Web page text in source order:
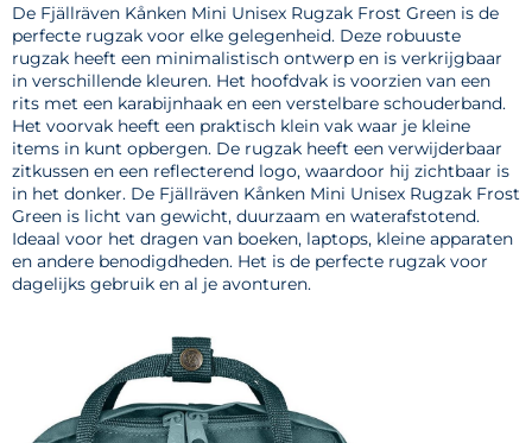
De Fjällräven Kånken Mini Unisex Rugzak Frost Green is de
perfecte rugzak voor elke gelegenheid. Deze robuuste
rugzak heeft een minimalistisch ontwerp en is verkrijgbaar
in verschillende kleuren. Het hoofdvak is voorzien van een
rits met een karabijnhaak en een verstelbare schouderband.
Het voorvak heeft een praktisch klein vak waar je kleine
items in kunt opbergen. De rugzak heeft een verwijderbaar
zitkussen en een reflecterend logo, waardoor hij zichtbaar is
in het donker. De Fjällräven Kånken Mini Unisex Rugzak Frost
Green is licht van gewicht, duurzaam en waterafstotend.
Ideaal voor het dragen van boeken, laptops, kleine apparaten
en andere benodigdheden. Het is de perfecte rugzak voor
dagelijks gebruik en al je avonturen.